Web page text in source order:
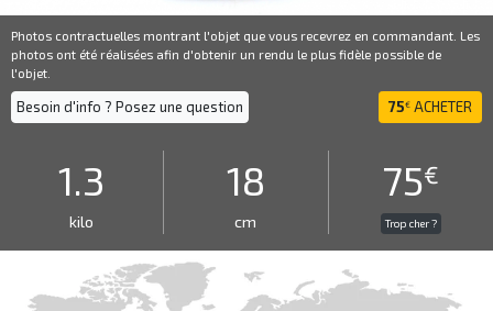
Photos contractuelles montrant l'objet que vous recevrez en commandant. Les
photos ont été réalisées afin d'obtenir un rendu le plus fidèle possible de
l'objet.
Besoin d'info ? Posez une question 75€ ACHETER
1.3
kilo
18
cm
75€
Trop cher ?